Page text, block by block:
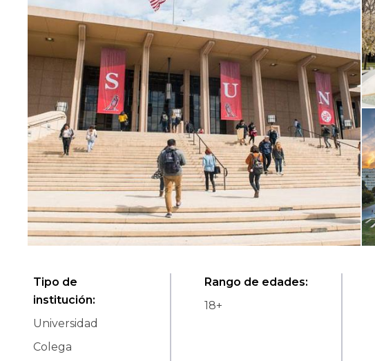
Tipo de
institución:
Universidad
Colega
Rango de edades:
18+